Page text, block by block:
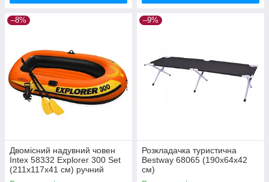
–8%
Двомісний надувний човен
Intex 58332 Explorer 300 Set
(211х117х41 см) ручний
насос 0.9л, весла 2 шт
–9%
Розкладачка туристична
Bestway 68065 (190х64х42
см)